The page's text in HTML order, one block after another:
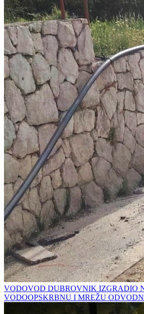
VODOVOD DUBROVNIK IZGRADIO
VODOOPSKRBNU I MREŽU